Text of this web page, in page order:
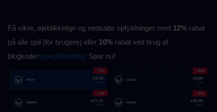
Få sikre, øjeblikkelige og nedsatte opfyldninger med 12% rabat
på alle spil (for brugere) eller 10% rabat ved brug af
blogkode:topupliveblog. Spar nu!